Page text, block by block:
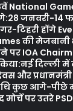
National
जनवरी-14
टिहरी होंगे
की
पर IOA
दिल्ली में
और
कुछ आगे-
पर उतरे PSD